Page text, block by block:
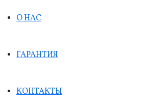
О НАС
ГАРАНТИЯ
КОНТАКТЫ